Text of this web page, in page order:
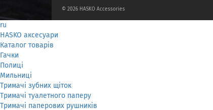
© 2026 HASKO Accessories
ru
HASKO аксесуари
Каталог товарів
Гачки
Полиці
Мильниці
Тримачі зубних щіток
Тримачі туалетного паперу
Тримачі паперових рушників